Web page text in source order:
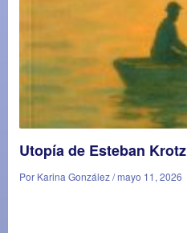
Utopía de Esteban Krotz
Por Karina González / mayo 11, 2026